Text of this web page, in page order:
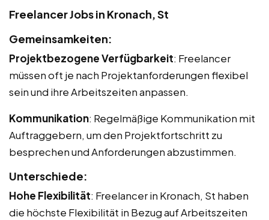
Freelancer Jobs in Kronach, St
Gemeinsamkeiten:
Projektbezogene Verfügbarkeit: Freelancer
müssen oft je nach Projektanforderungen flexibel
sein und ihre Arbeitszeiten anpassen.
Kommunikation: Regelmäßige Kommunikation mit
Auftraggebern, um den Projektfortschritt zu
besprechen und Anforderungen abzustimmen.
Unterschiede:
Hohe Flexibilität: Freelancer in Kronach, St haben
die höchste Flexibilität in Bezug auf Arbeitszeiten